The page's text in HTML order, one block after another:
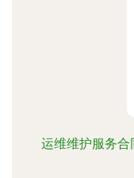
运维维护服务